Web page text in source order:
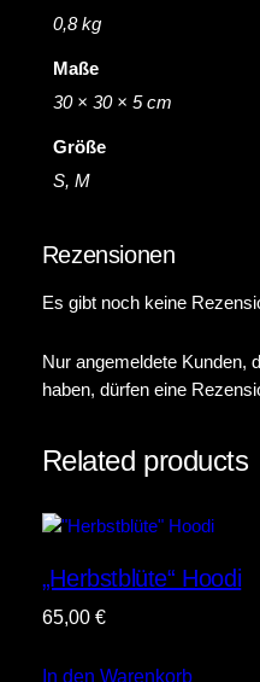
0,8 kg
Maße
30 × 30 × 5 cm
Größe
S, M
Rezensionen
Es gibt noch keine
Nur angemeldete Kunden,
haben, dürfen eine
Related products
„Herbstblüte“ Hoodi
65,00 €
In den Warenkorb